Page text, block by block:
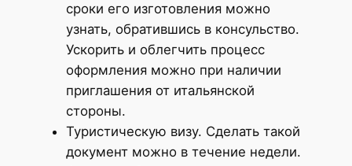
сроки его изготовления можно
узнать, обратившись в консульство.
Ускорить и облегчить процесс
оформления можно при наличии
приглашения от итальянской
стороны.
Туристическую визу. Сделать такой
документ можно в течение недели.